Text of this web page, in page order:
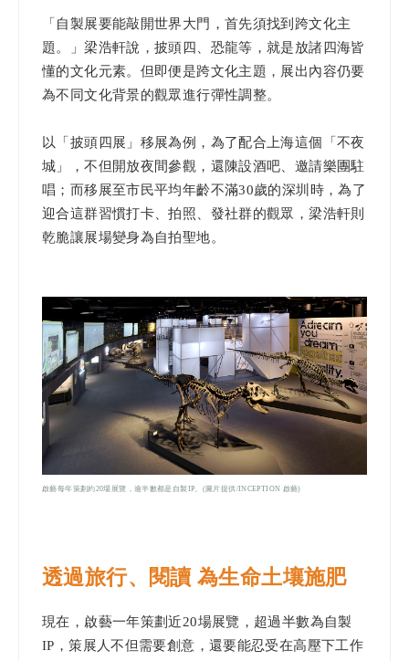
「自製展要能敲開世界大門，首先須找到跨文化主
題。」梁浩軒說，披頭四、恐龍等，就是放諸四海皆
懂的文化元素。但即便是跨文化主題，展出內容仍要
為不同文化背景的觀眾進行彈性調整。
以「披頭四展」移展為例，為了配合上海這個「不夜
城」，不但開放夜間參觀，還陳設酒吧、邀請樂團駐
唱；而移展至市民平均年齡不滿30歲的深圳時，為了
迎合這群習慣打卡、拍照、發社群的觀眾，梁浩軒則
乾脆讓展場變身為自拍聖地。
啟藝每年策劃約20場展覽，逾半數都是自製IP。(圖片提供/INCEPTION 啟藝)
透過旅行、閱讀 為生命土壤施肥
現在，啟藝一年策劃近20場展覽，超過半數為自製
IP，策展人不但需要創意，還要能忍受在高壓下工作